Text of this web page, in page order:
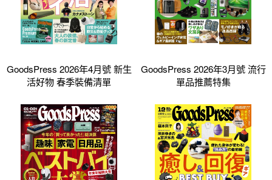
GoodsPress 2026年4月號 新生
活好物 春季裝備清單
GoodsPress 2026年3月號 流行
單品推薦特集